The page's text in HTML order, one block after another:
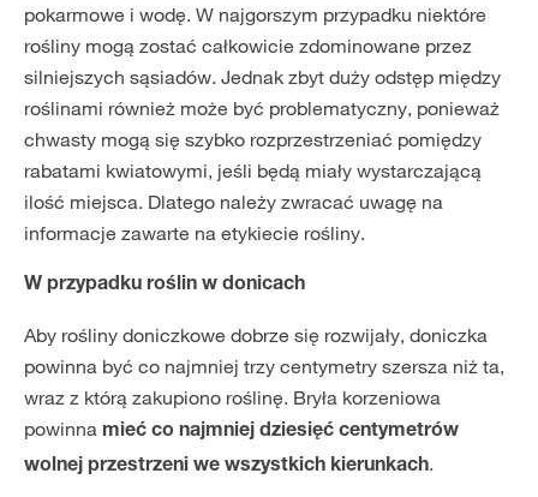
pokarmowe i wodę. W najgorszym przypadku niektóre
rośliny mogą zostać całkowicie zdominowane przez
silniejszych sąsiadów. Jednak zbyt duży odstęp między
roślinami również może być problematyczny, ponieważ
chwasty mogą się szybko rozprzestrzeniać pomiędzy
rabatami kwiatowymi, jeśli będą miały wystarczającą
ilość miejsca. Dlatego należy zwracać uwagę na
informacje zawarte na etykiecie rośliny.
W przypadku roślin w donicach
Aby rośliny doniczkowe dobrze się rozwijały, doniczka
powinna być co najmniej trzy centymetry szersza niż ta,
wraz z którą zakupiono roślinę. Bryła korzeniowa
powinna mieć co najmniej dziesięć centymetrów
wolnej przestrzeni we wszystkich kierunkach.